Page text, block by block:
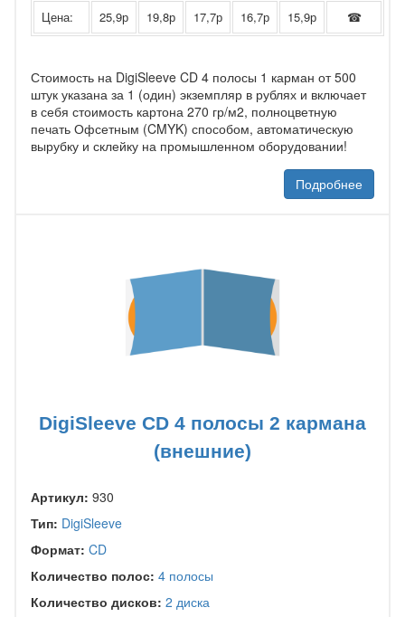
Цена: 25,9р 19,8р 17,7р 16,7р 15,9р ☎
Стоимость на DigiSleeve CD 4 полосы 1 карман от 500
штук указана за 1 (один) экземпляр в рублях и включает
в себя стоимость картона 270 гр/м2, полноцветную
печать Офсетным (CMYK) способом, автоматическую
вырубку и склейку на промышленном оборудовании!
Подробнее
DigiSleeve CD 4 полосы 2 кармана
(внешние)
Артикул: 930
Тип: DigiSleeve
Формат: CD
Количество полос: 4 полосы
Количество дисков: 2 диска